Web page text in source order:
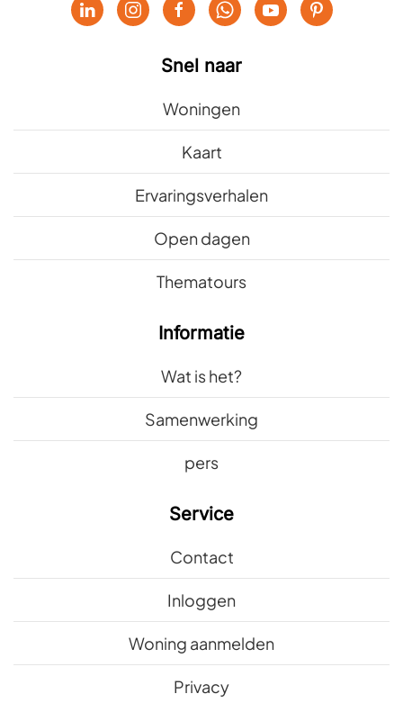
Snel naar
Woningen
Kaart
Ervaringsverhalen
Open dagen
Thematours
Informatie
Wat is het?
Samenwerking
pers
Service
Contact
Inloggen
Woning aanmelden
Privacy